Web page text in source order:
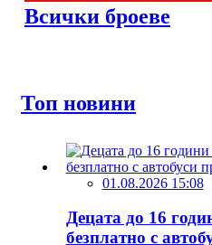
Всички броеве
Топ новини
01.08.2026 15:08
Децата до 16
безплатно с